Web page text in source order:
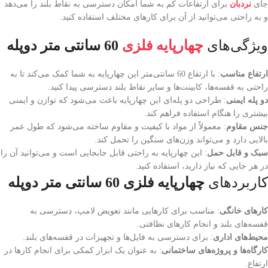
جای نردبان برای ارتفاعات کم به شما امکان دسترسی به نقاط بلند را می‌دهد
و به راحتی می‌توانید از آن برای کارهای مختلف استفاده کنید.
ویژگی‌های چهارپایه فلزی
ارتفاع مناسب
: با ارتفاع 60 سانتی‌متر این چهارپایه به شما کمک می‌کند تا به
راحتی به قفسه‌ها، کابینت‌ها و سایر نقاط بلند دسترسی پیدا کنید.
دو پله ایمنی: طراحی دو پله‌ای این چهارپایه باعث می‌شود که توازن و ایمنی
بیشتری را هنگام استفاده فراهم کند.
جنس مقاوم: معمولاً از مواد با کیفیت و مقاوم ساخته می‌شود که طول عمر
بالایی دارد و می‌تواند وزن‌های سنگین را تحمل کند.
سبک و قابل حمل: این چهارپایه به راحتی قابل جابجایی است و می‌توانید آن را
در هر جایی که نیاز دارید، استفاده کنید.
کاربردهای چهارپایه فلزی 60 سانتی متر دوپله
کارهای خانگی: مناسب برای کارهایی مانند تعویض لامپ، دسترسی به
قفسه‌های بلند و انجام کارهای نظافتی.
محیط‌های اداری: برای دسترسی به فایل‌ها و تجهیزات در قفسه‌های بلند.
کارگاه‌ها و پروژه‌های ساختمانی: به عنوان یک ابزار کمکی برای انجام کارها در
ارتفاع.